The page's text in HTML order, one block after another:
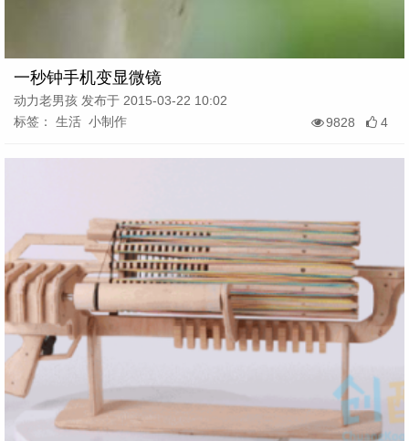
一秒钟手机变显微镜
动力老男孩 发布于 2015-03-22 10:02
标签： 生活 小制作
9828 4